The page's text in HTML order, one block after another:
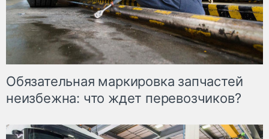
Обязательная маркировка запчастей
неизбежна: что ждет перевозчиков?